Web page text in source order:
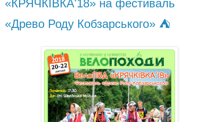
«КРЯЧКІВКА'18» на фестиваль
«Древо Роду Кобзарського» ⛺️